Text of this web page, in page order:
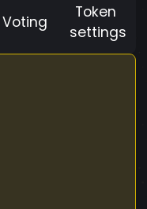
Voting
Token
settings